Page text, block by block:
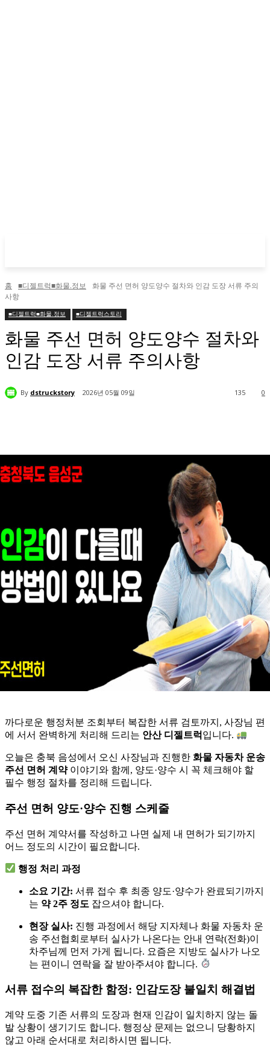
홈 ■디젤트럭■화물.정보
화물 주선 면허 양도양수 절차와 인감 도장 서류 주의
사항
■디젤트럭■화물.정보 ■디젤트럭스토리
화물 주선 면허 양도양수 절차와
인감 도장 서류 주의사항
By dstruckstory 2026년 05월 09일 0
135
까다로운 행정처분 조회부터 복잡한 서류 검토까지, 사장님 편
에 서서 완벽하게 처리해 드리는 안산 디젤트럭 입니다.
오늘은 충북 음성에서 오신 사장님과 진행한 화물 자동차 운송
주선 면허 계약이야기와 함께, 양도·양수 시 꼭 체크해야 할
필수 행정 절차를 정리해 드립니다.
주선 면허 양도·양수 진행 스케줄
주선 면허 계약서를 작성하고 나면 실제 내 면허가 되기까지
어느 정도의 시간이 필요합니다.
행정 처리 과정
소요 기간: 서류 접수 후 최종 양도·양수가 완료되기까지
는 약 2주 정도 잡으셔야 합니다.
현장 실사: 진행 과정에서 해당 지자체나 화물 자동차 운
송 주선협회로부터 실사가 나온다는 안내 연락(전화)이
차주님께 먼저 가게 됩니다. 요즘은 지방도 실사가 나오
는 편이니 연락을 잘 받아주셔야 합니다.
서류 접수의 복잡한 함정: 인감도장 불일치 해결법
계약 도중 기존 서류의 도장과 현재 인감이 일치하지 않는 돌
발 상황이 생기기도 합니다. 행정상 문제는 없으니 당황하지
않고 아래 순서대로 처리하시면 됩니다.